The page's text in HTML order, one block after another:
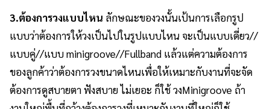
3.ต้องการวงแบบไหน ลักษณะของวงนั้นเป้นการเลือกรูป
แบบว่าต้องการให้วงเป็นไปในรูปแบบไหน จะเป็นแบบเดี่ยว//
แบบคู่//แบบ minigroove//Fullband แล้วแต่ความต้องการ
ของลูกค้าว่าต้องการวงขนาดไหนเพื่อให้เหมาะกับงานที่จะจัด
ต้องการดูสบายตา ฟังสบาย ไม่เยอะ ก็ใช้ วงMinigroove ถ้า